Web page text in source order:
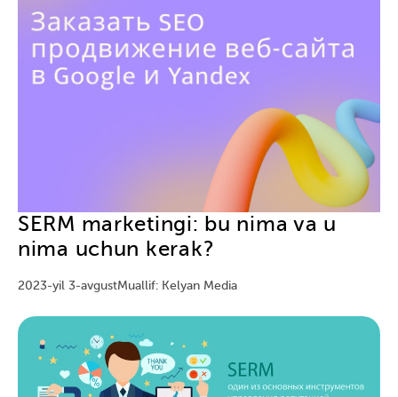
SERM marketingi: bu nima va u
nima uchun kerak?
2023-yil 3-avgustMuallif: Kelyan Media